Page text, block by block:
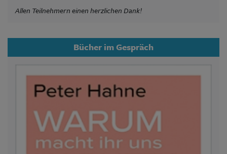
Allen Teilnehmern einen herzlichen Dank!
Bücher im Gespräch